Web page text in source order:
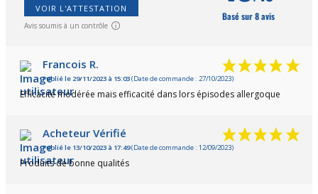
VOIR L'ATTESTATION
Avis soumis à un contrôle
Basé sur 8 avis
Francois R.
Publié le 29/11/2023 à 15:03(Date de commande : 27/10/2023)
Efficacité modérée mais efficacité dans lors épisodes allergoque
Acheteur Vérifié
Publié le 13/10/2023 à 17:49(Date de commande : 12/09/2023)
Produits de bonne qualités